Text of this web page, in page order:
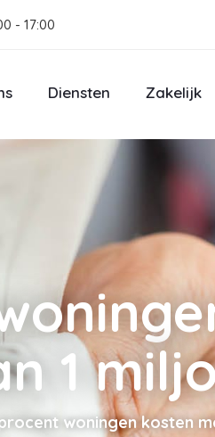
- 17:00
Diensten Zakelijk
1
woningen kosten